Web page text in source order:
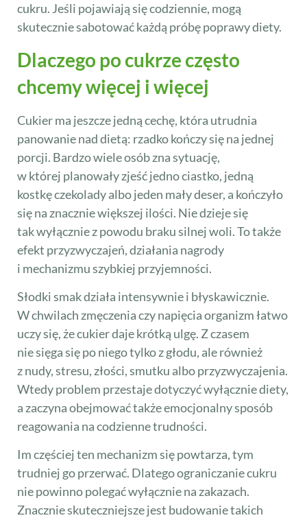
cukru. Jeśli pojawiają się codziennie, mogą
skutecznie sabotować każdą próbę poprawy diety.
Dlaczego po cukrze często
chcemy więcej i więcej
Cukier ma jeszcze jedną cechę, która utrudnia
panowanie nad dietą: rzadko kończy się na jednej
porcji. Bardzo wiele osób zna sytuację,
w której planowały zjeść jedno ciastko, jedną
kostkę czekolady albo jeden mały deser, a kończyło
się na znacznie większej ilości. Nie dzieje się
tak wyłącznie z powodu braku silnej woli. To także
efekt przyzwyczajeń, działania nagrody
i mechanizmu szybkiej przyjemności.
Słodki smak działa intensywnie i błyskawicznie.
W chwilach zmęczenia czy napięcia organizm łatwo
uczy się, że cukier daje krótką ulgę. Z czasem
nie sięga się po niego tylko z głodu, ale również
z nudy, stresu, złości, smutku albo przyzwyczajenia.
Wtedy problem przestaje dotyczyć wyłącznie diety,
a zaczyna obejmować także emocjonalny sposób
reagowania na codzienne trudności.
Im częściej ten mechanizm się powtarza, tym
trudniej go przerwać. Dlatego ograniczanie cukru
nie powinno polegać wyłącznie na zakazach.
Znacznie skuteczniejsze jest budowanie takich